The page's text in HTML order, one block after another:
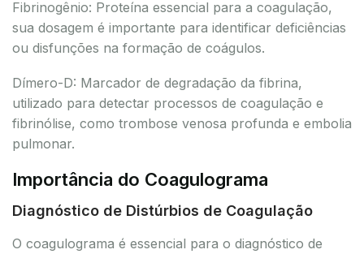
Fibrinogênio: Proteína essencial para a coagulação,
sua dosagem é importante para identificar deficiências
ou disfunções na formação de coágulos.
Dímero-D: Marcador de degradação da fibrina,
utilizado para detectar processos de coagulação e
fibrinólise, como trombose venosa profunda e embolia
pulmonar.
Importância do Coagulograma
Diagnóstico de Distúrbios de Coagulação
O coagulograma é essencial para o diagnóstico de